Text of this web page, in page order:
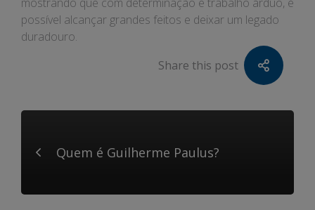
possível alcançar grandes feitos e deixar um legado
duradouro.
Share this post
Quem é Guilherme Paulus?